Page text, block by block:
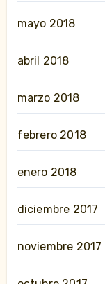
mayo 2018
abril 2018
marzo 2018
febrero 2018
enero 2018
diciembre 2017
noviembre 2017